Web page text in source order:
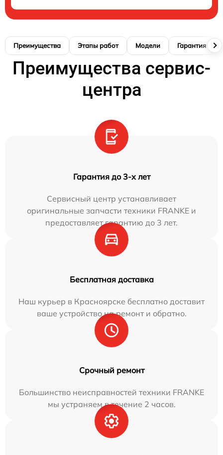
Преимущества Этапы работ Модели Гарантия
Преимущества сервис-
центра
Гарантия до 3-х лет
Сервисный центр устанавливает
оригинальные запчасти техники FRANKE и
предоставляет гарантию до 3 лет.
Бесплатная доставка
Наш курьер в Красноярске бесплатно доставит
ваше устройство на ремонт и обратно.
Срочный ремонт
Большинство неисправностей техники FRANKE
мы устраняем в течение 2 часов.